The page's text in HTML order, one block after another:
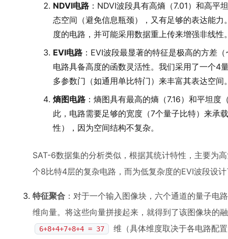
NDVI电路 ：NDVI波段具有高熵（7.01）和高
态空间（避免信息瓶颈），又有足够的表达能
度的电路，并可能采用数据重上传来增强非线性
EVI电路 ：EVI波段最显著的特征是极高的方差
电路具备高度的函数灵活性。我们采用了一个4
多参数门（如通用单比特门）来丰富其表达空间
熵图电路 ：熵图具有最高的熵（7.16）和平坦
此，电路需要足够的宽度（7个量子比特）来承
性），因为空间结构不复杂。
SAT-6数据集的分析类似，根据其统计特性，主要为
个8比特4层的复杂电路，而为低复杂度的EVI波段设
特征聚合 ：对于一个输入图像块，六个通道的量子电
维向量。将这些向量拼接起来，就得到了该图像块的
6+8+4+7+8+4 = 37
维（具体维度取决于各电路配